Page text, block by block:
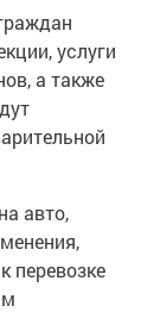
услуги
а также
авто,
перевозке